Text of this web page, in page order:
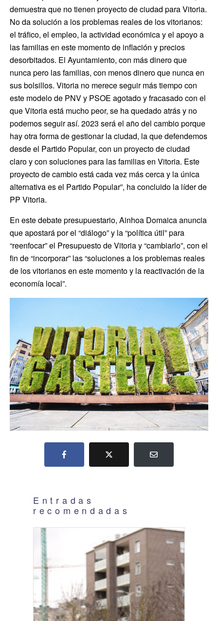
demuestra que no tienen proyecto de ciudad para Vitoria.
No da solución a los problemas reales de los vitorianos:
el tráfico, el empleo, la actividad económica y el apoyo a
las familias en este momento de inflación y precios
desorbitados. El Ayuntamiento, con más dinero que
nunca pero las familias, con menos dinero que nunca en
sus bolsillos. Vitoria no merece seguir más tiempo con
este modelo de PNV y PSOE agotado y fracasado con el
que Vitoria está mucho peor, se ha quedado atrás y no
podemos seguir así. 2023 será el año del cambio porque
hay otra forma de gestionar la ciudad, la que defendemos
desde el Partido Popular, con un proyecto de ciudad
claro y con soluciones para las familias en Vitoria. Este
proyecto de cambio está cada vez más cerca y la única
alternativa es el Partido Popular”, ha concluido la líder de
PP Vitoria.
En este debate presupuestario, Ainhoa Domaica anuncia
que apostará por el “diálogo” y la “política útil” para
“reenfocar” el Presupuesto de Vitoria y “cambiarlo”, con el
fin de “incorporar” las “soluciones a los problemas reales
de los vitorianos en este momento y la reactivación de la
economía local”.
Entradas
recomendadas